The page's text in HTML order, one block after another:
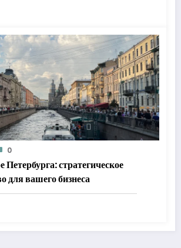
0
Петербурга: стратегическое
для вашего бизнеса